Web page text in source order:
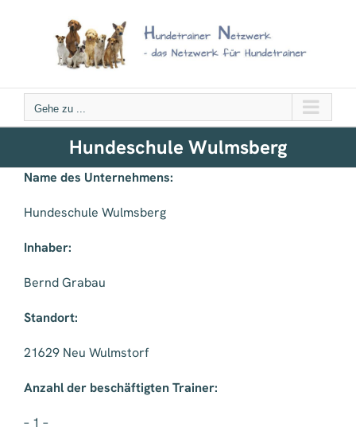
Gehe zu ...
Hundeschule Wulmsberg
Name des Unternehmens:
Hundeschule Wulmsberg
Inhaber:
Bernd Grabau
Standort:
21629 Neu Wulmstorf
Anzahl der beschäftigten Trainer:
– 1 –